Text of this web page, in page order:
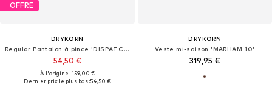
OFFRE
DRYKORN
Regular Pantalon à pince 'DISPATCH'
54,50 €
À l'origine : 159,00 €
Dernier prix le plus bas :54,50 €
DRYKORN
Veste mi-saison 'MARHAM 10'
319,95 €